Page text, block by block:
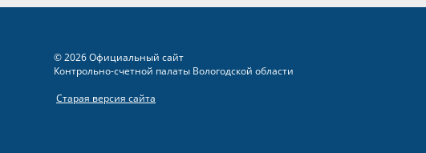
© 2026 Официальный сайт
Контрольно-счетной палаты Вологодской области
Старая версия сайта